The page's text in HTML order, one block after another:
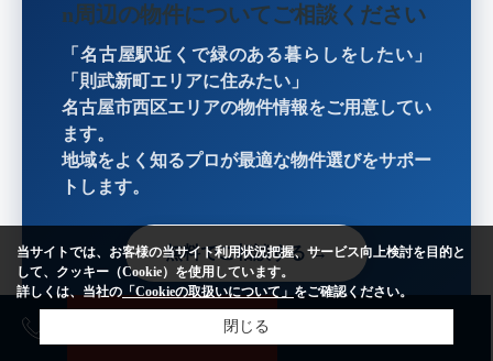
n周辺の物件についてご相談ください
「名古屋駅近くで緑のある暮らしをしたい」
「則武新町エリアに住みたい」
名古屋市西区エリアの物件情報をご用意してい
ます。
地域をよく知るプロが最適な物件選びをサポー
トします。
無料でご相談する →
当サイトでは、お客様の当サイト利用状況把握、サービス向上検討を目的と
して、クッキー（Cookie）を使用しています。
詳しくは、当社の 「Cookieの取扱いについて」 をご確認ください。
閉じる